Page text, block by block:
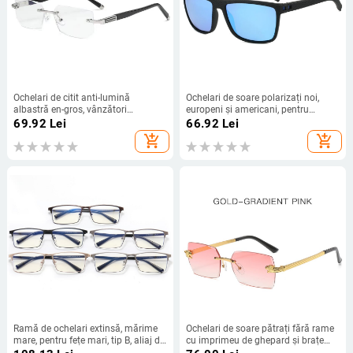
Ochelari de citit anti-lumină
albastră en-gros, vânzători
ambulanți, placați cu aur, zoom
inteligent, ochelari de citit pentru
bărbați și femei
69.92 Lei
add_shopping_cart
Ochelari de soare polarizați noi,
europeni și americani, pentru
bărbați, ochelari de soare retro
pentru condus, ochelari speciali
pentru exterior, anti-ultraviolete
66.92 Lei
add_shopping_cart
Ramă de ochelari extinsă, mărime
mare, pentru fețe mari, tip B, aliaj de
Ochelari de soare pătrați fără rame
cu imprimeu de ghepard și brațe